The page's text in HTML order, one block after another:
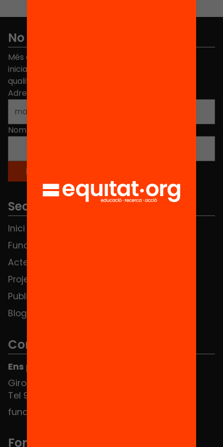
No et perdis res
Més de 40.000 persones ja han triat Equitat. Rep
iniciatives, propostes i projectes per millorar la
qualitat de l'educació a Catalunya.
Adreça electrònica
Nom
Seccions
Inici
Fundació
Actes
Projectes
Publicacions i vídeos
Blog
Contacte
Ens pots trobar al Hub Social
Girona 34, interior 08010 Barcelona
Tel 934 588 700
fundacio@equitat.org
Formem part de...